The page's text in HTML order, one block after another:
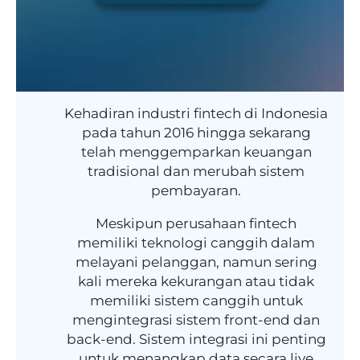
Kehadiran industri fintech di Indonesia
pada tahun 2016 hingga sekarang
telah menggemparkan keuangan
tradisional dan merubah sistem
pembayaran.
Meskipun perusahaan fintech
memiliki teknologi canggih dalam
melayani pelanggan, namun sering
kali mereka kekurangan atau tidak
memiliki sistem canggih untuk
mengintegrasi sistem front-end dan
back-end. Sistem integrasi ini penting